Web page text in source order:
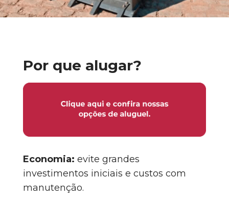
Por que alugar?
Economia: evite grandes
investimentos iniciais e custos com
manutenção.